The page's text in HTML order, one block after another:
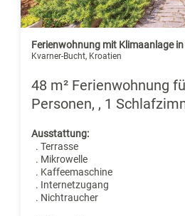
Ferienwohnung mit Klimaanlage in
Kvarner-Bucht, Kroatien
48 m² Ferienwohnung
Personen, , 1
Ausstattung:
. Terrasse
. Mikrowelle
. Kaffeemaschine
. Internetzugang
. Nichtraucher